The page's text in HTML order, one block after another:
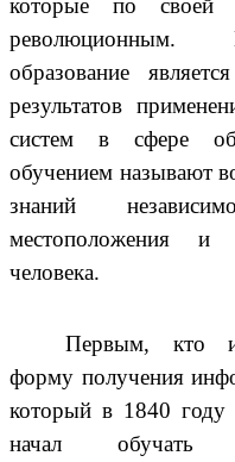
революционным.
образование
результатов
систем в сфере
обучением называют
знаний
местоположения и
человека.
Первым, кто
форму получения
который в 1840 году
начал обучать